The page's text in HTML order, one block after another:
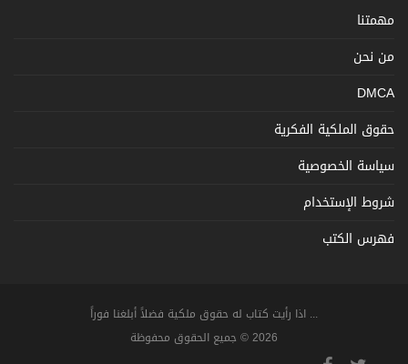
مهمتنا
من نحن
DMCA
حقوق الملكية الفكرية
سياسة الخصوصية
شروط الإستخدام
فهرس الكتب
... اذا رأيت كتاب له حقوق ملكية فضلاً أبلغنا فوراً
2026 © جميع الحقوق محفوظة